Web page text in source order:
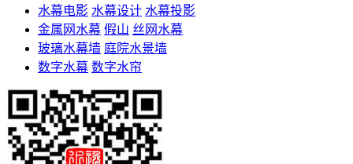
水幕电影 水幕设计 水幕投影
金属网水幕 假山 丝网水幕
玻璃水幕墙 庭院水景墙
数字水幕 数字水帘